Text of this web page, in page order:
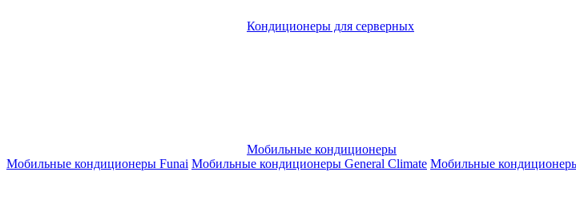
Кондиционеры для серверных
Мобильные кондиционеры
Мобильные кондиционеры Funai Мобильные кондиционеры General Climate Мобильные